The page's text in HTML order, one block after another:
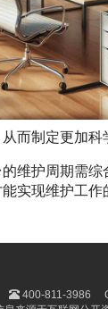
而制定更加
维护周期需
实现维护工
400-811-3986